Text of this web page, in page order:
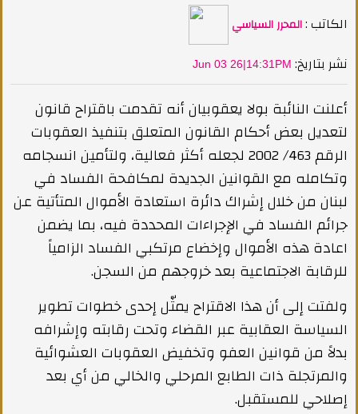
الكاتب :المحرر السياسي
Jun 03 26|14:31PM :نشر بتاريخ
أعلنت النائبة بولا يعقوبيان أنه تقدمت باقتراح قانون
لتعديل بعض أحكام القانون المتعلق بتنفيذ العقوبات
الرقم 463/ 2002 لجعله أكثر فعالية، ولتأمين انسجامه
وتكامله مع القوانين الجديدة لمكافحة الفساد في
لبنان من خلال إشراك دائرة استعادة الأموال المتأتية عن
جرائم الفساد في الإجراءات المحددة فيه، بما يضمن
اعادة هذه الأموال وإخضاع مرتكبي الفساد الزامياً
للرقابة الاجتماعية بعد خروجهم من السجن.
ولفتت إلى أن هذا الاقتراح يمثّل إحدى خطوات تطوير
السياسة العقابية عبر القضاء وتحت رقابته وإشرافه
بدلاً من قوانين العفو وتخفيض العقوبات العشوائية
والمرتجلة ذات الطابع المرحلي والخالي من أي بعد
إصلاحي للمستقبل.